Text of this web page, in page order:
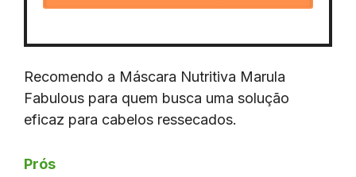
Recomendo a Máscara Nutritiva Marula
Fabulous para quem busca uma solução
eficaz para cabelos ressecados.
Prós